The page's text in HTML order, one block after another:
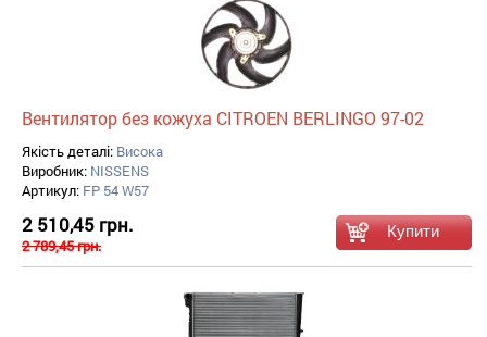
Вентилятор без кожуха CITROEN BERLINGO 97-02
Якість деталі: Висока
Виробник: NISSENS
Артикул: FP 54 W57
2 510,45 грн.
2 789,45 грн.